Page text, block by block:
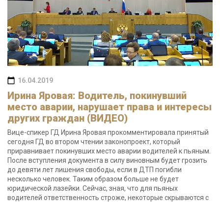
16.04.2019
Ирина Яровая: Водитель, покинувший
место аварии, нарушает права и интересы
других граждан (ВИДЕО)
Вице-спикер ГД Ирина Яровая прокомментировала принятый
сегодня ГД во втором чтении законопроект, который
приравнивает покинувших место аварии водителей к пьяным.
После вступления документа в силу виновным будет грозить
до девяти лет лишения свободы, если в ДТП погибли
несколько человек. Таким образом больше не будет
юридической лазейки. Сейчас, зная, что для пьяных
водителей ответственность строже, некоторые скрываются с